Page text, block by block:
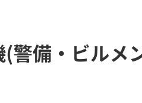
備・ビルメ